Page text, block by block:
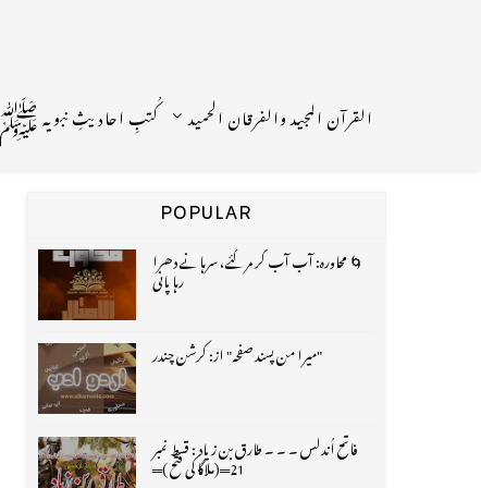
القرآن المجید والفرقان الحمید کُتبِ احادیثِ نبویہ ﷺ
POPULAR
🌀 محاورہ: آب آب کر مر گئے، سرہانے دھرا
رہا پانی
"میرا من پسند صفحہ" از: کرشن چندر
فاتح اُندلس ۔ ۔ ۔ طارق بن زیاد : قسط نمبر
21═(ملاگا کی فتح )═